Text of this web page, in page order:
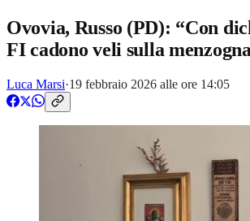
Ovovia, Russo (PD): “Con
FI cadono veli sulla
Luca Marsi·19 febbraio 2026 alle ore 14:05